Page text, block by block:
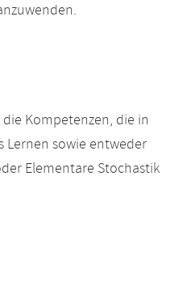
Kompetenzen, die in
Lernen sowie entweder
Elementare Stochastik